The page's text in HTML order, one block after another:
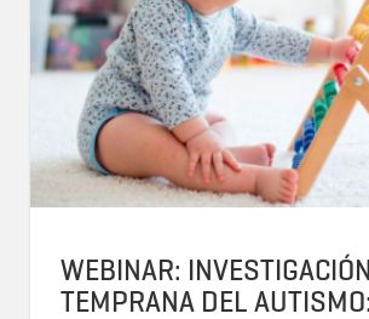
WEBINAR: INVESTIGACIÓN
TEMPRANA DEL